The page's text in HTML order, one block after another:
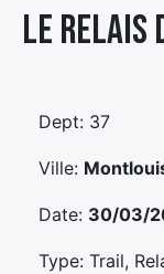
Le Relais
Dept: 37
Ville:
Date: 30/03/
Type: Trail,